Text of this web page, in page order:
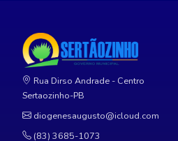
Rua Dirso Andrade - Centro
Sertaozinho-PB
diogenesaugusto@icloud.com
(83) 3685-1073